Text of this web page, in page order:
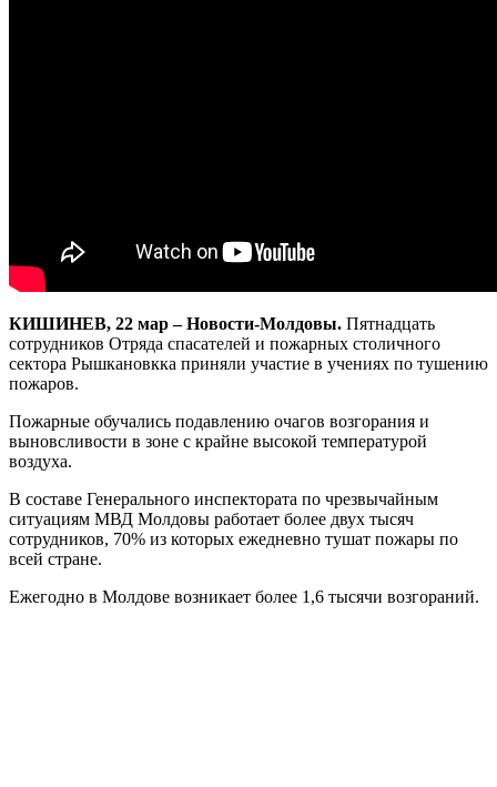
КИШИНЕВ, 22 мар – Новости-Молдовы. Пятнадцать
сотрудников Отряда спасателей и пожарных столичного
сектора Рышкановкка приняли участие в учениях по тушению
пожаров.
Пожарные обучались подавлению очагов возгорания и
выновсливости в зоне с крайне высокой температурой
воздуха.
В составе Генерального инспектората по чрезвычайным
ситуациям МВД Молдовы работает более двух тысяч
сотрудников, 70% из которых ежедневно тушат пожары по
всей стране.
Ежегодно в Молдове возникает более 1,6 тысячи возгораний.